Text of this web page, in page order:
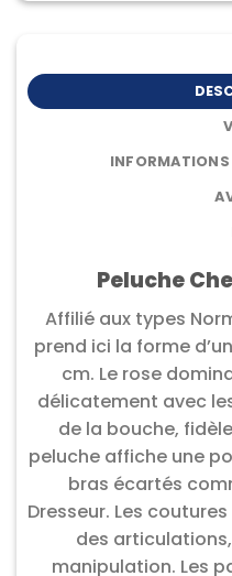
INFORMATIONS
Peluche
Affilié aux types
prend ici la forme
cm. Le rose
délicatement avec
de la bouche,
peluche affiche une
bras écartés
Dresseur. Les
des
manipulation. Les